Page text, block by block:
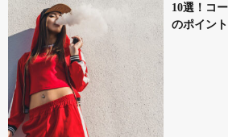
10選！コ
のポイント